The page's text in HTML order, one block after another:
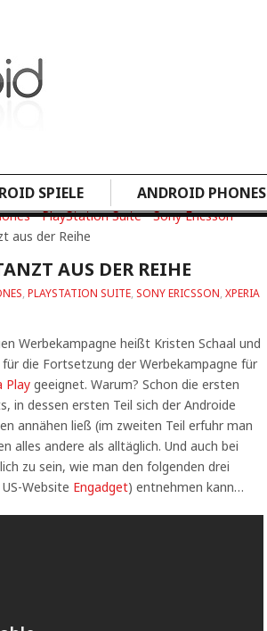
SPIELE ANDROID PHONES
•PlayStation Suite•Sony Ericsson•
aus der Reihe
AUS DER REIHE
, PLAYSTATION SUITE, SONY ERICSSON, XPERIA
Werbekampagne heißt Kristen Schaal und
die Fortsetzung der Werbekampagne für
Play geeignet. Warum? Schon die ersten
in dessen ersten Teil sich der Androide
annähen ließ (im zweiten Teil erfuhr man
alles andere als alltäglich. Und auch bei
zu sein, wie man den folgenden drei
Website Engadget) entnehmen kann…